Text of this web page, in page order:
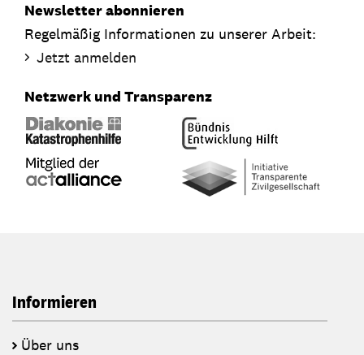
Newsletter abonnieren
Regelmäßig Informationen zu unserer Arbeit:
Jetzt anmelden
Netzwerk und Transparenz
Informieren
Über uns